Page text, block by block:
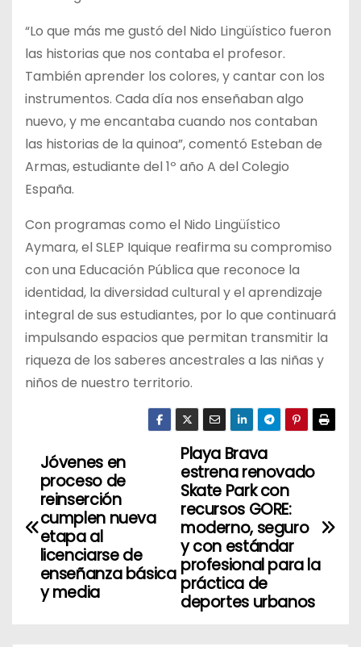
“Lo que más me gustó del Nido Lingüístico fueron
las historias que nos contaba el profesor.
También aprender los colores, y cantar con los
instrumentos. Cada día nos enseñaban algo
nuevo, y me encantaba cuando nos contaban
las historias de la quinoa”, comentó Esteban de
Armas, estudiante del 1º año A del Colegio
España.
Con programas como el Nido Lingüístico
Aymara, el SLEP Iquique reafirma su compromiso
con una Educación Pública que reconoce la
identidad, la diversidad cultural y el aprendizaje
integral de sus estudiantes, por lo que continuará
impulsando espacios que permitan transmitir la
riqueza de los saberes ancestrales a las niñas y
niños de nuestro territorio.
N
v
Playa Brava
estrena renovado
Skate Park con
recursos GORE:
moderno, seguro
y con estándar
profesional para la
práctica de
deportes urbanos
Jóvenes en
proceso de
reinserción
cumplen nueva
etapa al
licenciarse de
enseñanza básica
y media